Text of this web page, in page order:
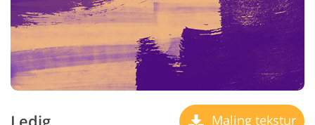
Maling tekstur